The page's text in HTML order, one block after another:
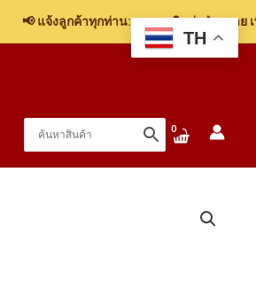
📢 แจ้งลูกค้าทุกท่าน: รบกวนติดต่อฝ่ายขาย
TH